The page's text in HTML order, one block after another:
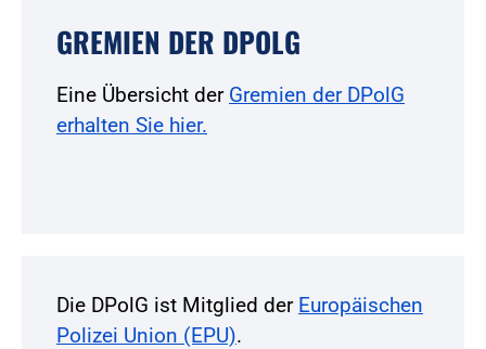
GREMIEN DER DPOLG
Eine Übersicht der Gremien der DPolG
erhalten Sie hier.
Die DPolG ist Mitglied der Europäischen
Polizei Union (EPU).